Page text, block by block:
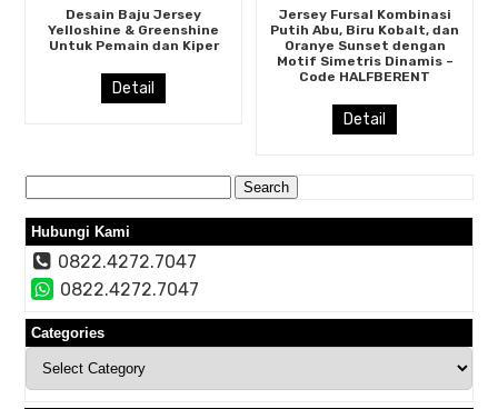
Desain Baju Jersey
Yelloshine & Greenshine
Untuk Pemain dan Kiper
Detail
Jersey Fursal Kombinasi
Putih Abu, Biru Kobalt, dan
Oranye Sunset dengan
Motif Simetris Dinamis –
Code HALFBERENT
Detail
Search
for:
Hubungi Kami
0822.4272.7047
0822.4272.7047
Categories
Categories